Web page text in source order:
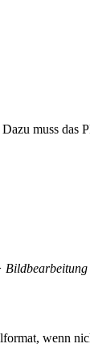
muss das
wenn